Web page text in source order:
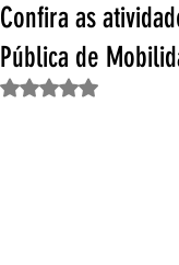
Confira as
Pública de
Avaliado com NaN